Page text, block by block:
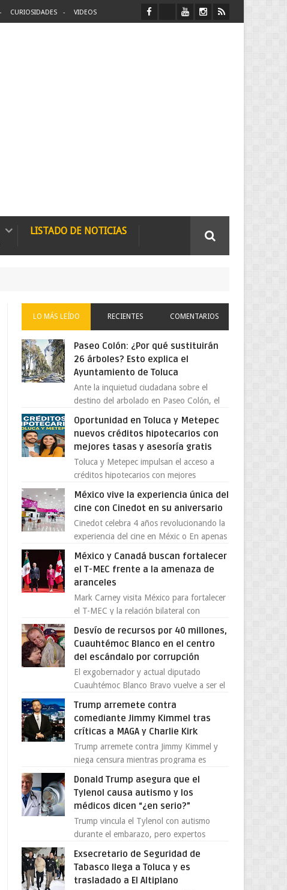
CURIOSIDADES VIDEOS
LISTADO DE NOTICIAS
LO MÁS LEÍDO RECIENTES COMENTARIOS
Paseo Colón: ¿Por qué sustituirán
26 árboles? Esto explica el
Ayuntamiento de Toluca
Ante la inquietud ciudadana sobre el
destino del arbolado en Paseo Colón, el
solo 26 ejemplares será...
Oportunidad en Toluca y Metepec
nuevos créditos hipotecarios con
mejores tasas y asesoría gratis
Toluca y Metepec impulsan el acceso a
créditos hipotecarios con mejores
emprendedores Con la creciente neces...
México vive la experiencia única del
cine con Cinedot en su aniversario
Cinedot celebra 4 años revolucionando la
experiencia del cine en Méxic o En apenas
es posible reinve...
México y Canadá buscan fortalecer
el T-MEC frente a la amenaza de
aranceles
Mark Carney visita México para fortalecer
el T-MEC y la relación bilateral con
Canadá En medio de la tensión comercial
provocada por la ofen...
Desvío de recursos por 40 millones,
Cuauhtémoc Blanco en el centro
del escándalo por corrupción
El exgobernador y actual diputado
Cuauhtémoc Blanco Bravo vuelve a ser el
enfrentando señalamientos por...
Trump arremete contra
comediante Jimmy Kimmel tras
críticas a MAGA y Charlie Kirk
Trump arremete contra Jimmy Kimmel y
niega censura mientras programa es
programa Jimmy Kimmel Live! ...
Donald Trump asegura que el
Tylenol causa autismo y los
médicos dicen “¿en serio?”
Trump vincula el Tylenol con autismo
durante el embarazo, pero expertos
nuevo episodio de declaraciones...
Exsecretario de Seguridad de
Tabasco llega a Toluca y es
trasladado a El Altiplano